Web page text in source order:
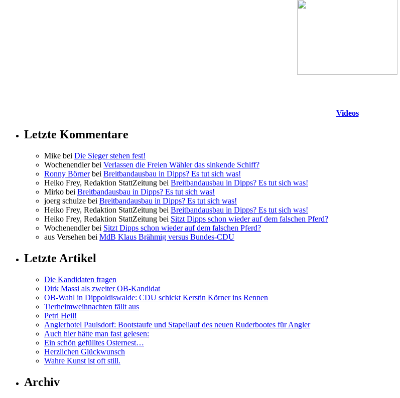
Videos
Letzte Kommentare
Mike bei Die Sieger stehen fest!
Wochenendler bei Verlassen die Freien Wähler das sinkende Schiff?
Ronny Börnerbei Breitbandausbau in Dipps? Es tut sich was!
Heiko Frey, Redaktion StattZeitung bei Breitbandausbau in Dipps? Es tut sich was!
Mirko bei Breitbandausbau in Dipps? Es tut sich was!
joerg schulze bei Breitbandausbau in Dipps? Es tut sich was!
Heiko Frey, Redaktion StattZeitung bei Breitbandausbau in Dipps? Es tut sich was!
Heiko Frey, Redaktion StattZeitung bei Sitzt Dipps schon wieder auf dem falschen Pferd?
Wochenendler bei Sitzt Dipps schon wieder auf dem falschen Pferd?
aus Versehen bei MdB Klaus Brähmig versus Bundes-CDU
Letzte Artikel
Die Kandidaten fragen
Dirk Massi als zweiter OB-Kandidat
OB-Wahl in Dippoldiswalde: CDU schickt Kerstin Körner ins Rennen
Tierheimweihnachten fällt aus
Petri Heil!
Anglerhotel Paulsdorf: Bootstaufe und Stapellauf des neuen Ruderbootes für Angler
Auch hier hätte man fast gelesen:
Ein schön gefülltes Osternest…
Herzlichen Glückwunsch
Wahre Kunst ist oft still.
Archiv